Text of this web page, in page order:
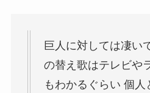
巨人に対しては凄い
の替え歌はテレビや
もわかるぐらい 個